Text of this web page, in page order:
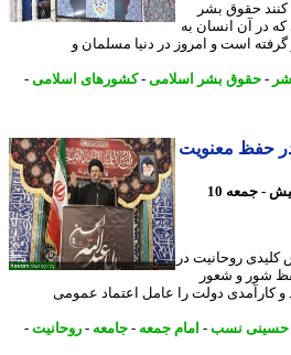
حقوق بشر
آن انسان به
است و امروز در دنیا مسلمان و
حقوق بشر اسلامی-کشورهای اسلامی-
معنویت
12 ماه پیش - جمعه 10
روحانیت در
و شعور
دولت را عامل اعتماد عمومی
نسب-امام جمعه-جامعه-روحانیت-